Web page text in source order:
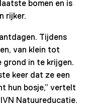
bomen en is
rijker.
Tijdens
van klein tot
grond in te krijgen.
keer dat ze een
hun bosje,” vertelt
Natuureducatie.